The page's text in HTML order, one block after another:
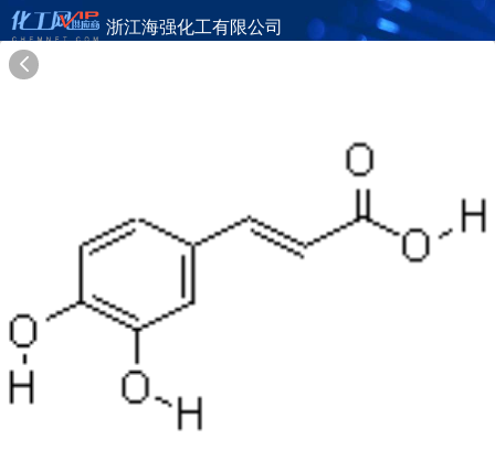
浙江海强化工有限公司
ZHEJIANG HAIQIANG CHEMICAL CO.,LTD.
在线询盘
供应商合作